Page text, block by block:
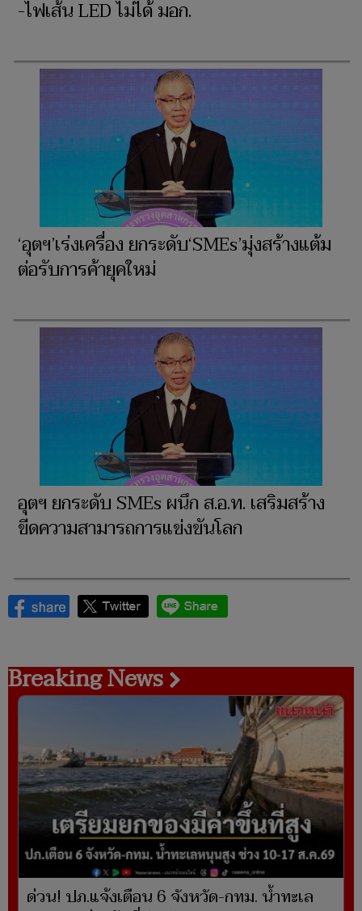
-ไฟเส้น LED ไม่ได้ มอก.
‘อุตฯ’เร่งเครื่อง ยกระดับ‘SMEs’มุ่งสร้างแต้ม
ต่อรับการค้ายุคใหม่
อุตฯ ยกระดับ SMEs ผนึก ส.อ.ท. เสริมสร้าง
ขีดความสามารถการแข่งขันโลก
Breaking News
ด่วน! ปภ.แจ้งเตือน 6 จังหวัด-กทม. น้ำทะเล